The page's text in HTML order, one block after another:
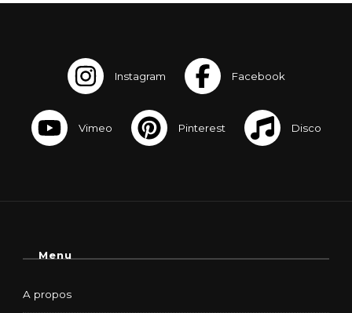
Menu
A propos